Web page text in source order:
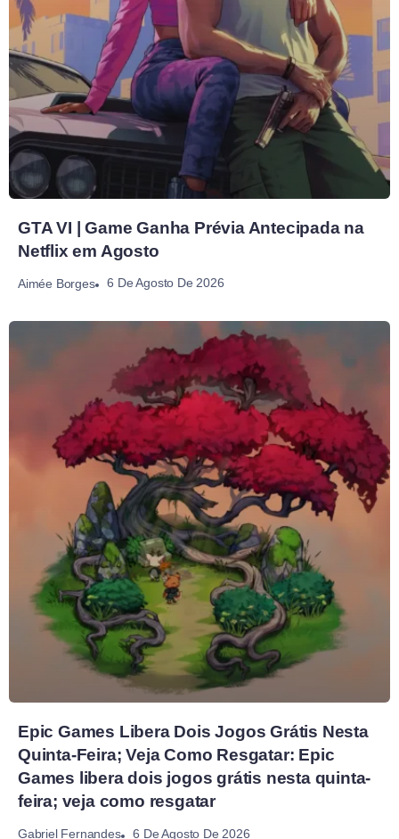
GTA VI | Game Ganha Prévia Antecipada na
Netflix em Agosto
Aimée Borges 6 De Agosto De 2026
Epic Games Libera Dois Jogos Grátis Nesta
Quinta-Feira; Veja Como Resgatar: Epic
Games libera dois jogos grátis nesta quinta-
feira; veja como resgatar
Gabriel Fernandes 6 De Agosto De 2026